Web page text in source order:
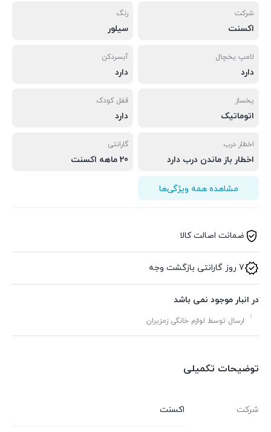
شرکت
اکسنت
رنگ
سیلور
لامپ یخچال
دارد
آبسردکن
دارد
یخساز
اتوماتیک
قفل کودک
دارد
اخطار درب
اخطار باز ماندن درب دارد
گارانتی
20 ماهه اکسنت
مشاهده همه ویژگی‌ها
ضمانت اصالت کالا
7 روز گارانتی بازگشت وجه
در انبار موجود نمی باشد
ارسال توسط لوازم خانگی زمزیران
توضیحات تکمیلی
شرکت اکسنت